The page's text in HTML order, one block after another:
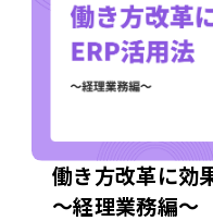
働き方改革に効
～経理業務編～